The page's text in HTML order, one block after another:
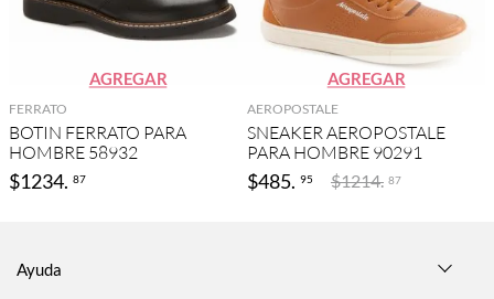
AGREGAR
FERRATO
BOTIN FERRATO PARA
HOMBRE 58932
$1234. 87
AGREGAR
AEROPOSTALE
SNEAKER AEROPOSTALE
PARA HOMBRE 90291
$485. 95 $1214. 87
Ayuda